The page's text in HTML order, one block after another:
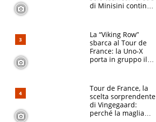
di Minisini continua
mirino
La “Viking Row”
sbarca al Tour de
France: la Uno-X
porta in gruppo il
compagni
Tour de France, la
scelta sorprendente
di Vingegaard:
perché la maglia